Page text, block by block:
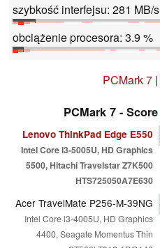
szybkość interfejsu: 281 MB/s
obciążenie procesora: 3.9 %
PCMark 7 |
PCMark 7 - Score
Lenovo ThinkPad Edge E550
Intel Core i3-5005U, HD Graphics
5500, Hitachi Travelstar Z7K500
HTS725050A7E630
Acer TravelMate P256-M-39NG
Intel Core i3-4005U, HD Graphics
4400, Seagate Momentus Thin